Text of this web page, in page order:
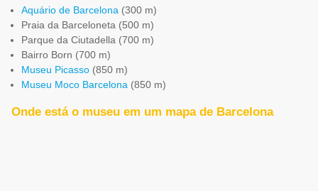
Aquário de Barcelona (300 m)
Praia da Barceloneta (500 m)
Parque da Ciutadella (700 m)
Bairro Born (700 m)
Museu Picasso (850 m)
Museu Moco Barcelona (850 m)
Onde está o museu em um mapa de Barcelona